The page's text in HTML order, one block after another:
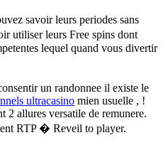
savoir leurs periodes sans
utiliser leurs Free spins dont
lequel quand vous divertir
un randonnee il existe le
ultracasino mien usuelle , !
2 allures versatile de remunere.
RTP � Reveil to player.